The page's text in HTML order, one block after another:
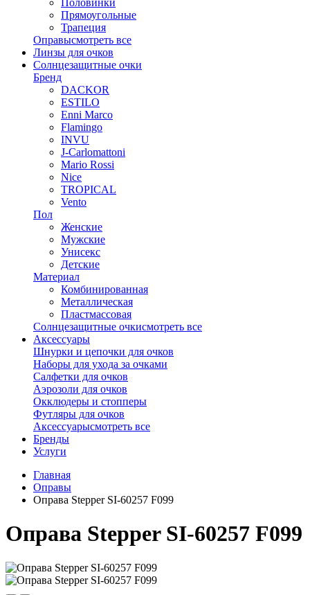
Прямоугольные
Трапеция
Оправысмотреть все
Линзы для очков
Солнцезащитные очки
Бренд
DACKOR
ESTILO
Enni Marco
Flamingo
INVU
J-Carlomattoni
Mario Rossi
Nice
TROPICAL
Vento
Пол
Женские
Мужские
Унисекс
Детские
Материал
Комбинированная
Металлическая
Пластмассовая
Солнцезащитные очкисмотреть все
Аксессуары
Шнурки и цепочки для очков
Наборы для ухода за очками
Салфетки для очков
Аэрозоли для очков
Окклюдеры и стопперы
Футляры для очков
Аксессуарысмотреть все
Бренды
Услуги
Главная
Оправы
Оправа Stepper SI-60257 F099
Оправа Stepper SI-60257 F099